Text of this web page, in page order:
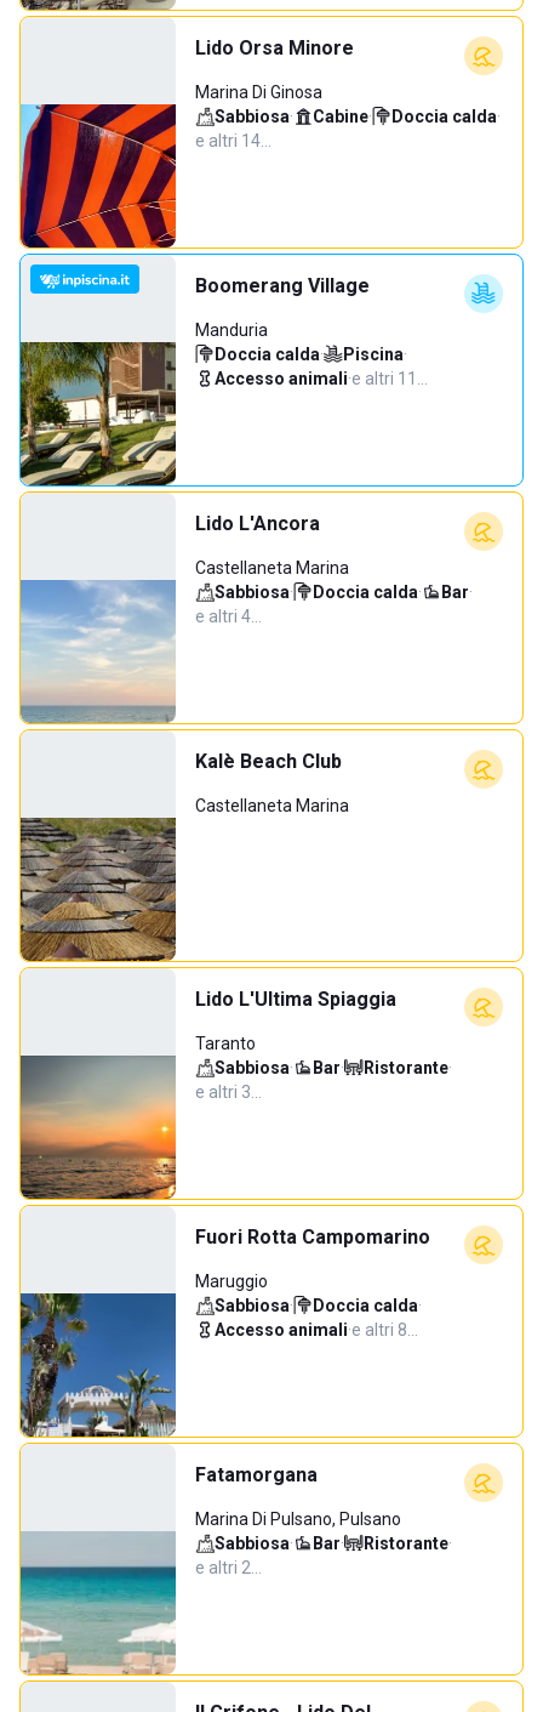
Lido Orsa Minore
Marina Di Ginosa
Sabbiosa· Cabine· Doccia calda·
e altri 14…
Boomerang Village
Manduria
Doccia calda· Piscina·
Accesso animali·e altri 11…
Lido L'Ancora
Castellaneta Marina
Sabbiosa· Doccia calda· Bar·
e altri 4…
Kalè Beach Club
Castellaneta Marina
Lido L'Ultima Spiaggia
Taranto
Sabbiosa· Bar· Ristorante·
e altri 3…
Fuori Rotta Campomarino
Maruggio
Sabbiosa· Doccia calda·
Accesso animali·e altri 8…
Fatamorgana
Marina Di Pulsano, Pulsano
Sabbiosa· Bar· Ristorante·
e altri 2…